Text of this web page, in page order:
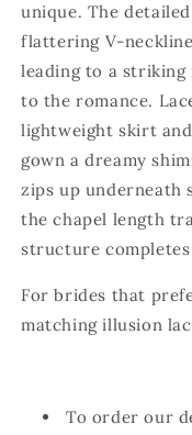
unique. The
flattering V-
leading to a striking
to the romance.
lightweight skirt
gown a dreamy
zips up underneath
the chapel length
structure
For brides that
matching illusion
To order our